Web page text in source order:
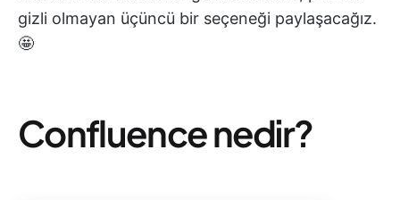
gizli olmayan üçüncü bir seçeneği paylaşacağız.
🤩
Confluence nedir?